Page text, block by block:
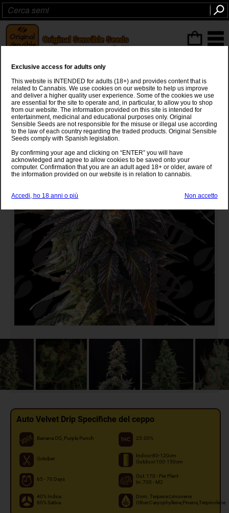
Auto Velvet Drip
Banana OGxPurple Punch
Auto Velvet Drip Specifiche del ceppo
Banana OG, Purple Punch 25.00%
October
Indoor:80-120cm
Outdoor:100-150cm
65 - 70 Days
Out: 170 - Per Plant
In: 700 - M2
40% Indica
60% Sativa
Dom. Terpene:Limonene
Other:Caryophyllene,Pinene,Terpinolene
Exclusive access for adults only
This website is INTENDED for adults (18+) and provides content that is
related to Cannabis. We use cookies on our website to help us improve
and deliver a higher quality user experience. Some of the cookies we use
are essential for the site to operate and, in particular, to allow you to shop
from our website. The information provided on this site is intended for
entertainment, medicinal and educational purposes only. Original
Sensible Seeds are not responsible for the misuse or illegal use according
to the law of each country regarding the traded products. Original Sensible
Seeds comply with Spanish legislation.
By confirming your age and clicking on “ENTER” you will have
acknowledged and agree to allow cookies to be saved onto your
computer. Confirmation that you are an adult aged 18+ or older, aware of
the information provided on our website is in relation to cannabis.
Accedi, ho 18 anni o più Non accetto